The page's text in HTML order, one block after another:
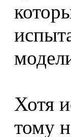
Хотя
тому